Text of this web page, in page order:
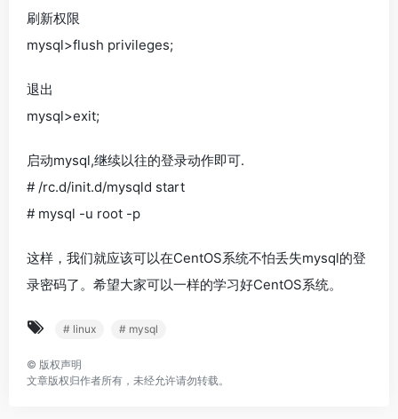
刷新权限
mysql>flush privileges;
退出
mysql>exit;
启动mysql,继续以往的登录动作即可.
# /rc.d/init.d/mysqld start
# mysql -u root -p
这样，我们就应该可以在CentOS系统不怕丢失mysql的登
录密码了。希望大家可以一样的学习好CentOS系统。
# linux # mysql
© 版权声明
文章版权归作者所有，未经允许请勿转载。